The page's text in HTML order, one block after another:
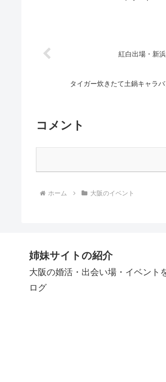
紅白出場・新
タイガー炊きたて土鍋キャラ
コメント
ホーム 大阪のイベント
姉妹サイトの紹介
大阪の婚活・出会い場・イベント
ログ